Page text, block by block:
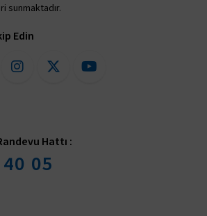
sunmaktadır.
Edin
Hattı :
05